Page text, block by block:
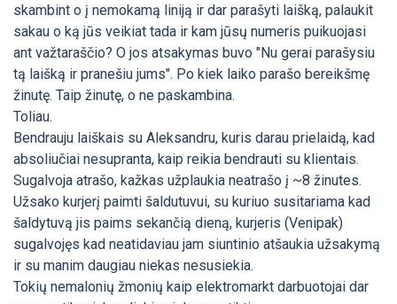
skambint o į nemokamą liniją ir dar parašyti laišką, palaukit
sakau o ką jūs veikiat tada ir kam jūsų numeris puikuojasi
ant važtaraščio? O jos atsakymas buvo "Nu gerai parašysiu
tą laišką ir pranešiu jums". Po kiek laiko parašo bereikšmę
žinutę. Taip žinutę, o ne paskambina.
Toliau.
Bendrauju laiškais su Aleksandru, kuris darau prielaidą, kad
absoliučiai nesupranta, kaip reikia bendrauti su klientais.
Sugalvoja atrašo, kažkas užplaukia neatrašo į ~8 žinutes.
Užsako kurjerį paimti šaldutuvui, su kuriuo susitariama kad
šaldytuvą jis paims sekančią dieną, kurjeris (Venipak)
sugalvojęs kad neatidaviau jam siuntinio atšaukia užsakymą
ir su manim daugiau niekas nesusiekia.
Tokių nemalonių žmonių kaip elektromarkt darbuotojai dar